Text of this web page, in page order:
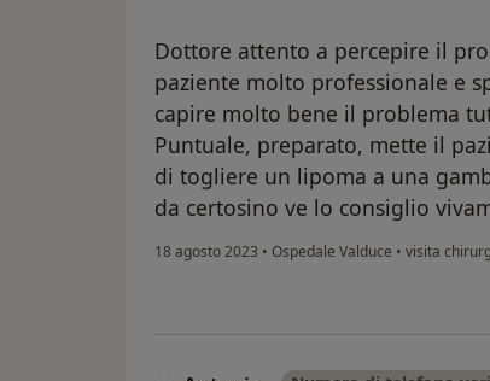
Dottore attento a percepire il
paziente molto professionale e
capire molto bene il problema
Puntuale, preparato, mette il
di togliere un lipoma a una
da certosino ve lo consiglio
18 agosto 2023 • Ospedale Valduce • visita